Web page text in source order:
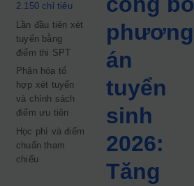
2.150 chỉ tiêu
Lần đầu tiên xét
tuyển bằng
điểm thi SPT
Phân hóa tổ
hợp xét tuyển
và chính sách
điểm ưu tiên
Học phí và điểm
chuẩn tham
chiếu
phương
án
tuyển
sinh
2026:
Tăng